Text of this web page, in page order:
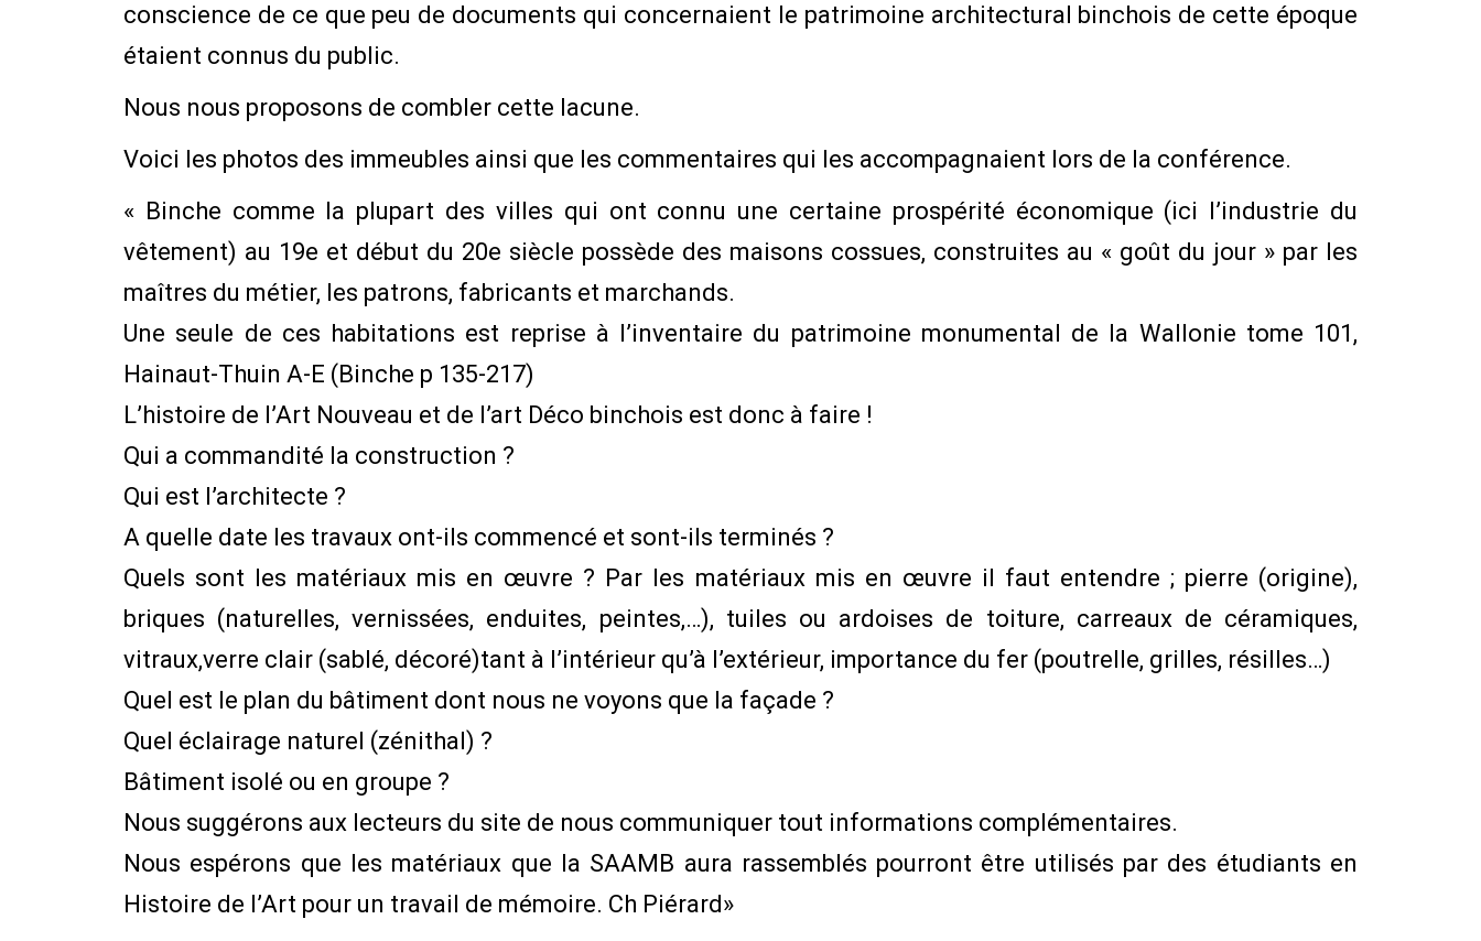
conscience de ce que peu de documents qui concernaient le patrimoine architectural binchois de cette époque
étaient connus du public.
Nous nous proposons de combler cette lacune.
Voici les photos des immeubles ainsi que les commentaires qui les accompagnaient lors de la conférence.
« Binche comme la plupart des villes qui ont connu une certaine prospérité économique (ici l’industrie du
vêtement) au 19e et début du 20e siècle possède des maisons cossues, construites au « goût du jour » par les
maîtres du métier, les patrons, fabricants et marchands.
Une seule de ces habitations est reprise à l’inventaire du patrimoine monumental de la Wallonie tome 101,
Hainaut-Thuin A-E (Binche p 135-217)
L’histoire de l’Art Nouveau et de l’art Déco binchois est donc à faire !
Qui a commandité la construction ?
Qui est l’architecte ?
A quelle date les travaux ont-ils commencé et sont-ils terminés ?
Quels sont les matériaux mis en œuvre ? Par les matériaux mis en œuvre il faut entendre ; pierre (origine),
briques (naturelles, vernissées, enduites, peintes,…), tuiles ou ardoises de toiture, carreaux de céramiques,
vitraux,verre clair (sablé, décoré)tant à l’intérieur qu’à l’extérieur, importance du fer (poutrelle, grilles, résilles…)
Quel est le plan du bâtiment dont nous ne voyons que la façade ?
Quel éclairage naturel (zénithal) ?
Bâtiment isolé ou en groupe ?
Nous suggérons aux lecteurs du site de nous communiquer tout informations complémentaires.
Nous espérons que les matériaux que la SAAMB aura rassemblés pourront être utilisés par des étudiants en
Histoire de l’Art pour un travail de mémoire. Ch Piérard»